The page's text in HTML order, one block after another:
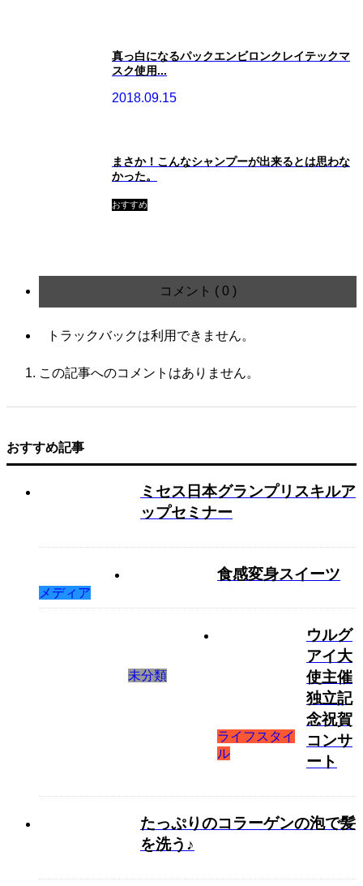
真っ白になるパックエンビロンクレイテックマ
スク使用...
2018.09.15
まさか！こんなシャンプーが出来るとは思わな
かった。
おすすめ
コメント ( 0 )
トラックバックは利用できません。
この記事へのコメントはありません。
おすすめ記事
メディア
ミセス日本グランプリスキルア
ップセミナー
未分類
食感変身スイーツ
ライフスタイ
ル
ウルグ
アイ大
使主催
独立記
念祝賀
コンサ
ート
たっぷりのコラーゲンの泡で髪
を洗う♪